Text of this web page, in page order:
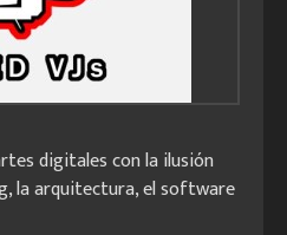
digitales con la ilusión
la arquitectura, el software